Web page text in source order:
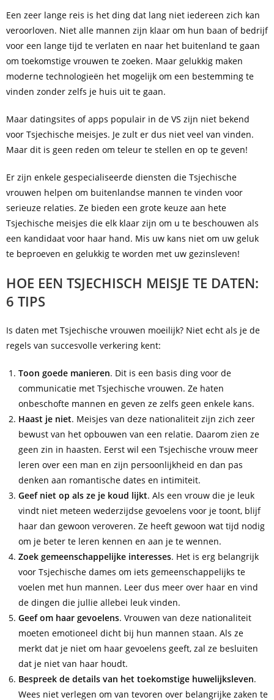
Een zeer lange reis is het ding dat lang niet iedereen zich kan
veroorloven. Niet alle mannen zijn klaar om hun baan of bedrijf
voor een lange tijd te verlaten en naar het buitenland te gaan
om toekomstige vrouwen te zoeken. Maar gelukkig maken
moderne technologieën het mogelijk om een bestemming te
vinden zonder zelfs je huis uit te gaan.
Maar datingsites of apps populair in de VS zijn niet bekend
voor Tsjechische meisjes. Je zult er dus niet veel van vinden.
Maar dit is geen reden om teleur te stellen en op te geven!
Er zijn enkele gespecialiseerde diensten die Tsjechische
vrouwen helpen om buitenlandse mannen te vinden voor
serieuze relaties. Ze bieden een grote keuze aan hete
Tsjechische meisjes die elk klaar zijn om u te beschouwen als
een kandidaat voor haar hand. Mis uw kans niet om uw geluk
te beproeven en gelukkig te worden met uw gezinsleven!
HOE EEN TSJECHISCH MEISJE TE DATEN:
6 TIPS
Is daten met Tsjechische vrouwen moeilijk? Niet echt als je de
regels van succesvolle verkering kent:
Toon goede manieren. Dit is een basis ding voor de
communicatie met Tsjechische vrouwen. Ze haten
onbeschofte mannen en geven ze zelfs geen enkele kans.
Haast je niet. Meisjes van deze nationaliteit zijn zich zeer
bewust van het opbouwen van een relatie. Daarom zien ze
geen zin in haasten. Eerst wil een Tsjechische vrouw meer
leren over een man en zijn persoonlijkheid en dan pas
denken aan romantische dates en intimiteit.
Geef niet op als ze je koud lijkt. Als een vrouw die je leuk
vindt niet meteen wederzijdse gevoelens voor je toont, blijf
haar dan gewoon veroveren. Ze heeft gewoon wat tijd nodig
om je beter te leren kennen en aan je te wennen.
Zoek gemeenschappelijke interesses. Het is erg belangrijk
voor Tsjechische dames om iets gemeenschappelijks te
voelen met hun mannen. Leer dus meer over haar en vind
de dingen die jullie allebei leuk vinden.
Geef om haar gevoelens. Vrouwen van deze nationaliteit
moeten emotioneel dicht bij hun mannen staan. Als ze
merkt dat je niet om haar gevoelens geeft, zal ze besluiten
dat je niet van haar houdt.
Bespreek de details van het toekomstige huwelijksleven.
Wees niet verlegen om van tevoren over belangrijke zaken te